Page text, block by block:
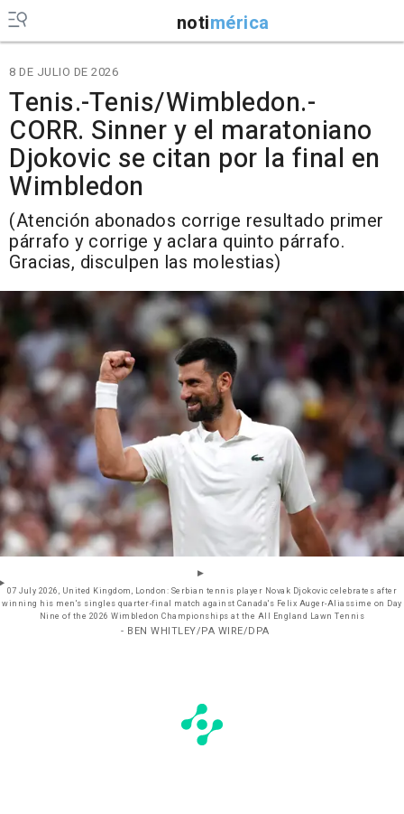
notimérica
8 DE JULIO DE 2026
Tenis.-Tenis/Wimbledon.-
CORR. Sinner y el maratoniano
Djokovic se citan por la final en
Wimbledon
(Atención abonados corrige resultado primer
párrafo y corrige y aclara quinto párrafo.
Gracias, disculpen las molestias)
07 July 2026, United Kingdom, London: Serbian tennis player Novak Djokovic celebrates after
winning his men's singles quarter-final match against Canada's Felix Auger-Aliassime on Day
Nine of the 2026 Wimbledon Championships at the All England Lawn Tennis
- BEN WHITLEY/PA WIRE/DPA